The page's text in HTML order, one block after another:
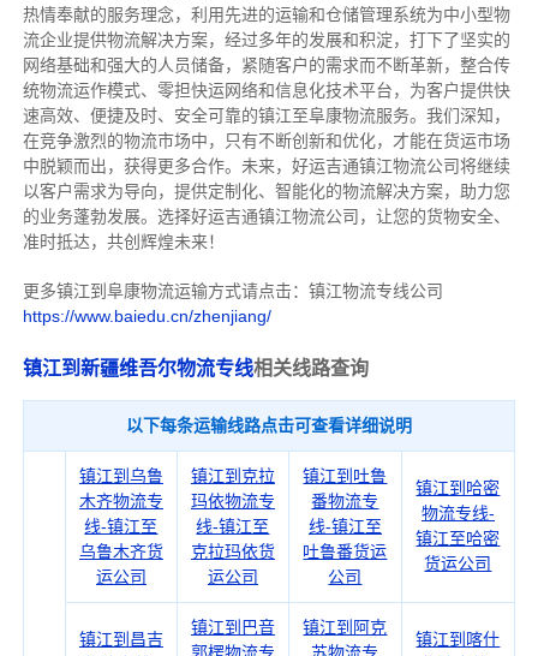
热情奉献的服务理念，利用先进的运输和仓储管理系统为中小型物
流企业提供物流解决方案，经过多年的发展和积淀，打下了坚实的
网络基础和强大的人员储备，紧随客户的需求而不断革新，整合传
统物流运作模式、零担快运网络和信息化技术平台，为客户提供快
速高效、便捷及时、安全可靠的镇江至阜康物流服务。 我们深知，
在竞争激烈的物流市场中，只有不断创新和优化，才能在货运市场
中脱颖而出，获得更多合作。 未来，好运吉通镇江物流公司将继续
以客户需求为导向，提供定制化、智能化的物流解决方案，助力您
的业务蓬勃发展。选择好运吉通镇江物流公司，让您的货物安全、
准时抵达，共创辉煌未来！
更多镇江到阜康物流运输方式请点击：镇江物流专线公司
https://www.baiedu.cn/zhenjiang/
镇江到新疆维吾尔物流专线相关线路查询
以下每条运输线路点击可查看详细说明
镇江到乌鲁
木齐物流专
线-镇江至
乌鲁木齐货
运公司
镇江到克拉
玛依物流专
线-镇江至
克拉玛依货
运公司
镇江到吐鲁
番物流专
线-镇江至
吐鲁番货运
公司
镇江到哈密
物流专线-
镇江至哈密
货运公司
镇江到昌吉
镇江到巴音
郭楞物流专
镇江到阿克
苏物流专
镇江到喀什